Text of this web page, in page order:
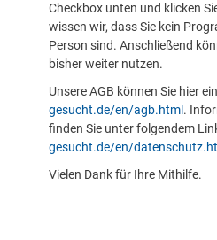
Checkbox unten und klicken
wissen wir, dass Sie kein
Person sind. Anschließend
bisher weiter nutzen.
Unsere AGB können Sie hier
gesucht.de/en/agb.html .
finden Sie unter folgendem
gesucht.de/en/
Vielen Dank für Ihre Mithilfe.